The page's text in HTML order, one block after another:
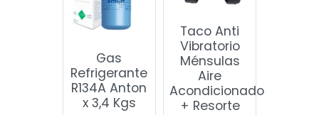
Gas
Refrigerante
R134A Anton
x 3,4 Kgs
Taco Anti
Vibratorio
Ménsulas
Aire
Acondicionado
+ Resorte